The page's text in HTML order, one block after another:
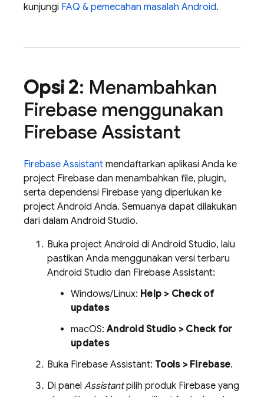
kunjungi FAQ & pemecahan masalah Android.
Opsi 2: Menambahkan
Firebase menggunakan
Firebase Assistant
Firebase Assistant mendaftarkan aplikasi Anda ke
project Firebase dan menambahkan file, plugin,
serta dependensi Firebase yang diperlukan ke
project Android Anda. Semuanya dapat dilakukan
dari dalam Android Studio.
Buka project Android di Android Studio, lalu
pastikan Anda menggunakan versi terbaru
Android Studio dan Firebase Assistant:
Windows/Linux: Help > Check of
updates
macOS:Android Studio > Check for
updates
Buka Firebase Assistant: Tools > Firebase.
Di panel Assistantpilih produk Firebase yang